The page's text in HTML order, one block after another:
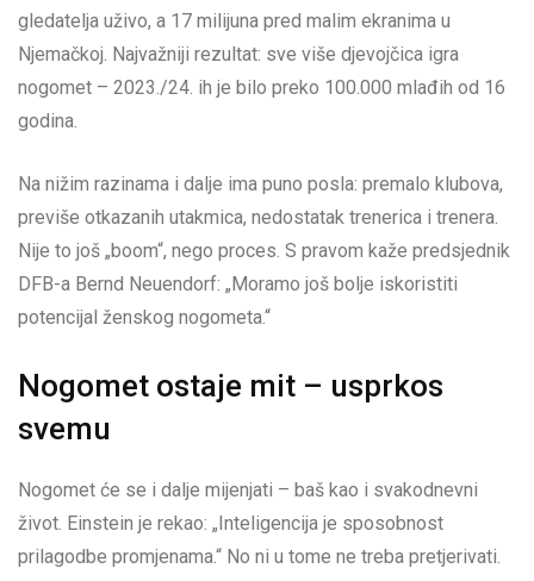
gledatelja uživo, a 17 milijuna pred malim ekranima u
Njemačkoj. Najvažniji rezultat: sve više djevojčica igra
nogomet – 2023./24. ih je bilo preko 100.000 mlađih od 16
godina.
Na nižim razinama i dalje ima puno posla: premalo klubova,
previše otkazanih utakmica, nedostatak trenerica i trenera.
Nije to još „boom“, nego proces. S pravom kaže predsjednik
DFB-a Bernd Neuendorf: „Moramo još bolje iskoristiti
potencijal ženskog nogometa.“
Nogomet ostaje mit – usprkos
svemu
Nogomet će se i dalje mijenjati – baš kao i svakodnevni
život. Einstein je rekao: „Inteligencija je sposobnost
prilagodbe promjenama.“ No ni u tome ne treba pretjerivati.